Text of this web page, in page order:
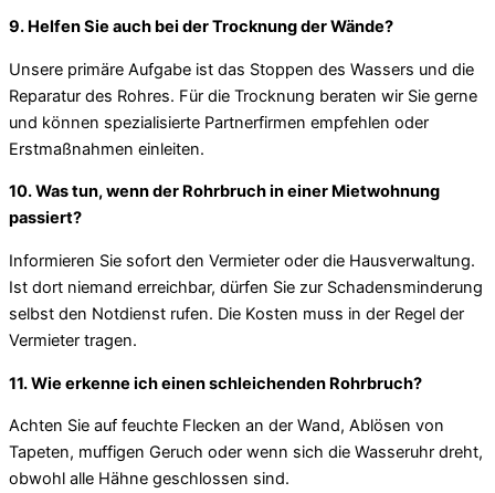
9. Helfen Sie auch bei der Trocknung der Wände?
Unsere primäre Aufgabe ist das Stoppen des Wassers und die
Reparatur des Rohres. Für die Trocknung beraten wir Sie gerne
und können spezialisierte Partnerfirmen empfehlen oder
Erstmaßnahmen einleiten.
10. Was tun, wenn der Rohrbruch in einer Mietwohnung
passiert?
Informieren Sie sofort den Vermieter oder die Hausverwaltung.
Ist dort niemand erreichbar, dürfen Sie zur Schadensminderung
selbst den Notdienst rufen. Die Kosten muss in der Regel der
Vermieter tragen.
11. Wie erkenne ich einen schleichenden Rohrbruch?
Achten Sie auf feuchte Flecken an der Wand, Ablösen von
Tapeten, muffigen Geruch oder wenn sich die Wasseruhr dreht,
obwohl alle Hähne geschlossen sind.